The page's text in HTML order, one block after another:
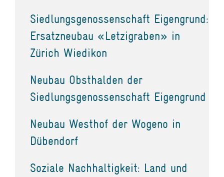
Siedlungsgenossenschaft Eigengrund:
Ersatzneubau «Letzigraben» in
Zürich Wiedikon
Neubau Obsthalden der
Siedlungsgenossenschaft Eigengrund
Neubau Westhof der Wogeno in
Dübendorf
Soziale Nachhaltigkeit: Land und